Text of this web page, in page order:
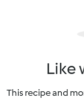
Like
This recipe and